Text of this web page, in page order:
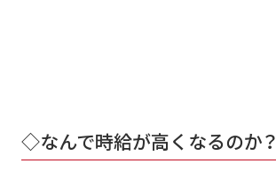
◇なんで時給が高くなるのか？